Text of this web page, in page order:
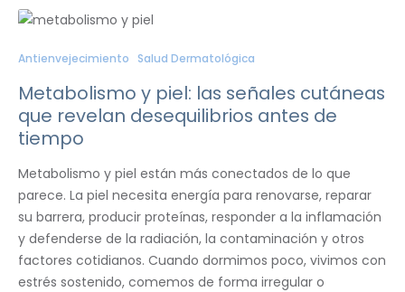
Antienvejecimiento Salud Dermatológica
Metabolismo y piel: las señales cutáneas
que revelan desequilibrios antes de
tiempo
Metabolismo y piel están más conectados de lo que
parece. La piel necesita energía para renovarse, reparar
su barrera, producir proteínas, responder a la inflamación
y defenderse de la radiación, la contaminación y otros
factores cotidianos. Cuando dormimos poco, vivimos con
estrés sostenido, comemos de forma irregular o